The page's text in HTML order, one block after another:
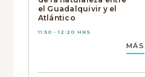
el Guadalquivir y el
Atlántico
11:50 - 12:20 HRS
MÁS